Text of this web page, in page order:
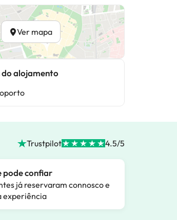
Ver mapa
alojamento
Trustpilot 4.5/5
pode confiar
já reservaram connosco e
experiência